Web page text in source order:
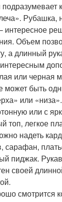
Рубашка,
Объем
а длинный
или черная
может быть
или
или с
топ, легкое
надеть
сарафан,
пиджак.
своей
смотрится